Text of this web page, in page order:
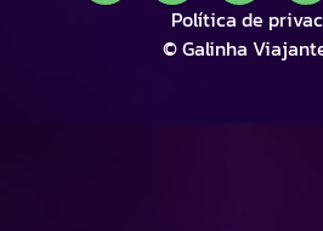
Política de
© Galinha